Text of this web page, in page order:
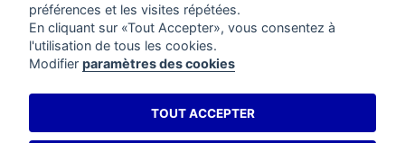
PRODUCTS
préférences et les visites répétées.
En cliquant sur «Tout Accepter», vous consentez à
l'utilisation de tous les cookies.
Modifier paramètres des cookies
TOUT ACCEPTER